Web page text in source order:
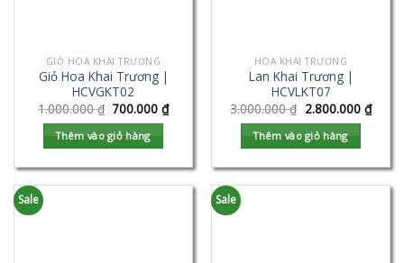
GIỎ HOA KHAI TRƯƠNG
Giỏ Hoa Khai Trương |
HCVGKT02
1.000.000₫ 700.000₫
Thêm vào giỏ hàng
HOA KHAI TRƯƠNG
Lan Khai Trương |
HCVLKT07
3.000.000₫ 2.800.000 ₫
Thêm vào giỏ hàng
Sale Sale